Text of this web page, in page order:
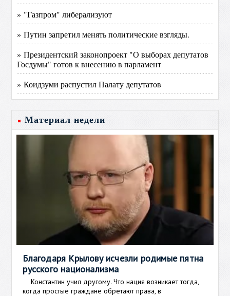
» "Газпром" либерализуют
» Путин запретил менять политические взгляды.
» Президентский законопроект "О выборах депутатов
Госдумы" готов к внесению в парламент
» Коидзуми распустил Палату депутатов
Материал недели
Благодаря Крылову исчезли родимые пятна
русского национализма
Константин учил другому. Что нация возникает тогда,
когда простые граждане обретают права, в